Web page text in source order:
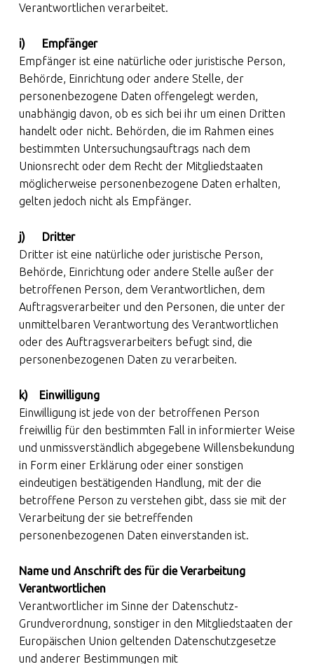
Verantwortlichen verarbeitet.
i) Empfänger
Empfänger ist eine natürliche oder juristische Person,
Behörde, Einrichtung oder andere Stelle, der
personenbezogene Daten offengelegt werden,
unabhängig davon, ob es sich bei ihr um einen Dritten
handelt oder nicht. Behörden, die im Rahmen eines
bestimmten Untersuchungsauftrags nach dem
Unionsrecht oder dem Recht der Mitgliedstaaten
möglicherweise personenbezogene Daten erhalten,
gelten jedoch nicht als Empfänger.
j) Dritter
Dritter ist eine natürliche oder juristische Person,
Behörde, Einrichtung oder andere Stelle außer der
betroffenen Person, dem Verantwortlichen, dem
Auftragsverarbeiter und den Personen, die unter der
unmittelbaren Verantwortung des Verantwortlichen
oder des Auftragsverarbeiters befugt sind, die
personenbezogenen Daten zu verarbeiten.
k) Einwilligung
Einwilligung ist jede von der betroffenen Person
freiwillig für den bestimmten Fall in informierter Weise
und unmissverständlich abgegebene Willensbekundung
in Form einer Erklärung oder einer sonstigen
eindeutigen bestätigenden Handlung, mit der die
betroffene Person zu verstehen gibt, dass sie mit der
Verarbeitung der sie betreffenden
personenbezogenen Daten einverstanden ist.
Name und Anschrift des für die Verarbeitung
Verantwortlichen
Verantwortlicher im Sinne der Datenschutz-
Grundverordnung, sonstiger in den Mitgliedstaaten der
Europäischen Union geltenden Datenschutzgesetze
und anderer Bestimmungen mit